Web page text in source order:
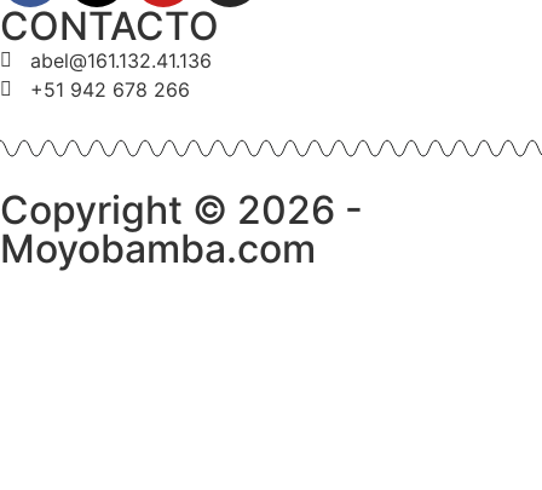
CONTACTO
abel@161.132.41.136
+51 942 678 266
Copyright © 2026 -
Moyobamba.com